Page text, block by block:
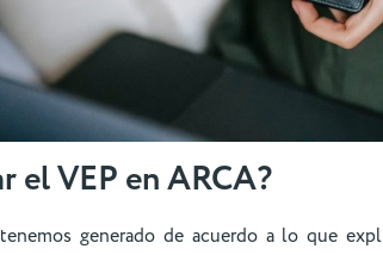
el VEP en ARCA?
generado de acuerdo a lo que